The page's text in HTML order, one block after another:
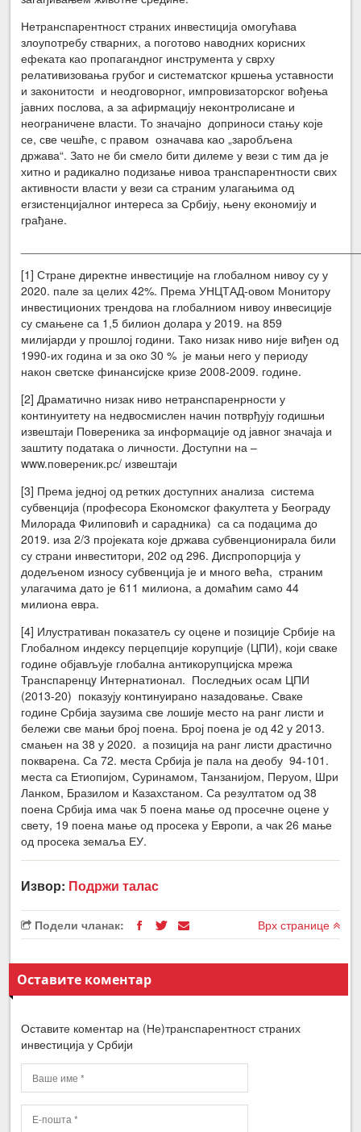
Нетранспарентност страних инвестиција омогућава
злоупотребу стварних, а поготово наводних корисних
ефеката као пропагандног инструмента у сврху
релативизовања грубог и систематског кршења уставности
и законитости и неодговорног, импровизаторског вођења
јавних послова, а за афирмацију неконтролисане и
неограничене власти. То значајно доприноси стању које
се, све чешће, с правом означава као „заробљена
држава“. Зато не би смело бити дилеме у вези с тим да је
хитно и радикално подизање нивоа транспарентности свих
активности власти у вези са страним улагањима од
егзистенцијалног интереса за Србију, њену економију и
грађане.
[1] Стране директне инвестиције на глобалном нивоу су у
2020. пале за целих 42%. Према УНЦТАД-овом Монитору
инвестиционих трендова на глобалниом нивоу инвесиције
су смањене са 1,5 билион долара у 2019. на 859
милијарди у прошлој години. Тако низак ниво није виђен од
1990-их година и за око 30 % је мањи него у периоду
након светске финансијске кризе 2008-2009. године.
[2] Драматично низак ниво нетранспаренрности у
континуитету на недвосмислен начин потврђују годишњи
извештаји Повереника за информације од јавног значаја и
заштиту података о личности. Доступни на –
www.повереник.рс/ извештаји
[3] Према једној од ретких доступних анализа система
субвенција (професора Економског факултета у Београду
Милорада Филиповић и сарадника) са са подацима до
2019. иза 2/3 пројеката које држава субвенционирала били
су страни инвеститори, 202 од 296. Диспропорција у
додељеном износу субвенција је и много већа, страним
улагачима дато је 611 милиона, а домаћим само 44
милиона евра.
[4] Илустративан показатељ су оцене и позиције Србије на
Глобалном индексу перцепције корупције (ЦПИ), који сваке
године објављује глобална антикорупцијска мрежа
Транспаренцy Интернатионал. Последњих осам ЦПИ
(2013-20) показују континуирано назадовање. Сваке
године Србија заузима све лошије место на ранг листи и
бележи све мањи број поена. Број поена је од 42 у 2013.
смањен на 38 у 2020. а позиција на ранг листи драстично
покварена. Са 72. места Србија је пала на деобу 94-101.
места са Етиопијом, Суринамом, Танзанијом, Перуом, Шри
Ланком, Бразилом и Казахстаном. Са резултатом од 38
поена Србија има чак 5 поена мање од просечне оцене у
свету, 19 поена мање од просека у Европи, а чак 26 мање
од просека земаља ЕУ.
Извор: Подржи талас
Подели чланак: Врх странице
Оставите коментар
Оставите коментар на (Не)транспарентност страних
инвестиција у Србији